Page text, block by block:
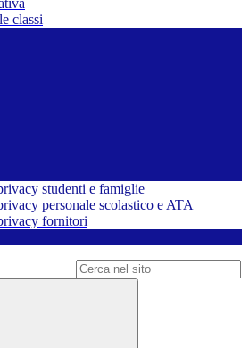
classi
studenti e famiglie
personale scolastico e ATA
fornitori